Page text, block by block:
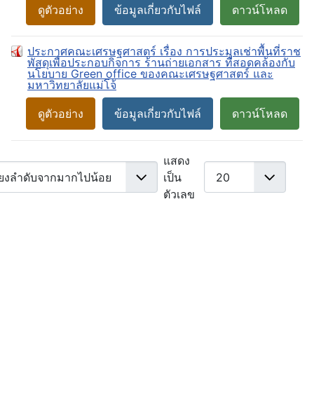
ดาวน์โหลด
ข้อมูลเกี่ยวกับไฟล์
ดูตัวอย่าง
ประกาศคณะเศรษฐศาสตร์ เรื่อง การประมูลเช่าพื้นที่ราช
พัสดุเพื่อประกอบกิจการ ร้านถ่ายเอกสาร ที่สอดคล้องกับ
นโยบาย Green office ของคณะเศรษฐศาสตร์ และ
มหาวิทยาลัยแม่โจ้
ดาวน์โหลด
ข้อมูลเกี่ยวกับไฟล์
ดูตัวอย่าง
แสดง
เป็น
ตัวเลข